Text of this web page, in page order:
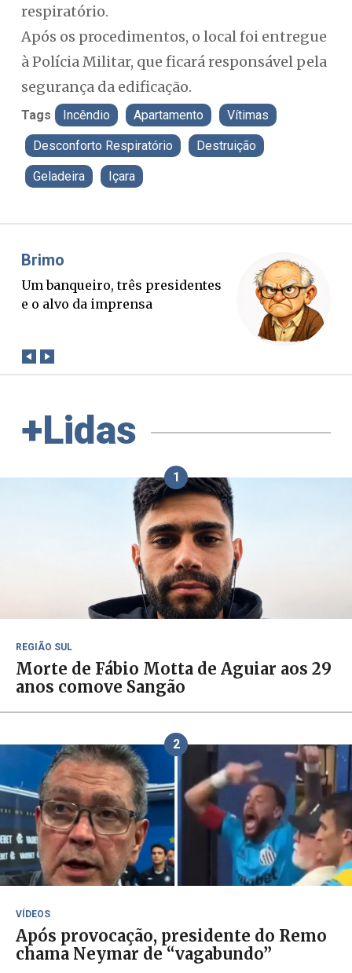
respiratório.
Após os procedimentos, o local foi entregue
à Polícia Militar, que ficará responsável pela
segurança da edificação.
Tags Incêndio Apartamento Vítimas
Desconforto Respiratório Destruição
Geladeira Içara
O Boato corre mais rápido que a
verdade. Mas quem paga a
+Lidas
1
REGIÃO SUL
Morte de Fábio Motta de Aguiar aos 29
anos comove Sangão
2
VÍDEOS
Após provocação, presidente do Remo
chama Neymar de “vagabundo”